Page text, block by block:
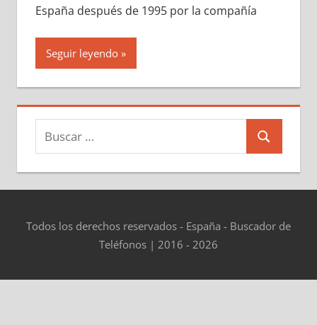
España después dе 1995 pοr la compañía
Seguir leyendo
Buscar:
Buscar
Todos los derechos reservados - España - Buscador de
Teléfonos | 2016 - 2026